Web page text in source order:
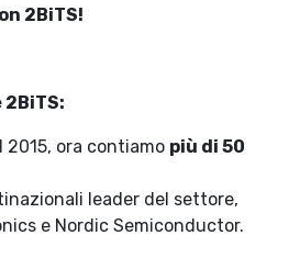
2BiTS!
ora contiamo più di 50
leader del settore,
e Nordic Semiconductor.